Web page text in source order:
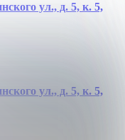
ул., д. 5, к. 5,
ул., д. 5, к. 5,